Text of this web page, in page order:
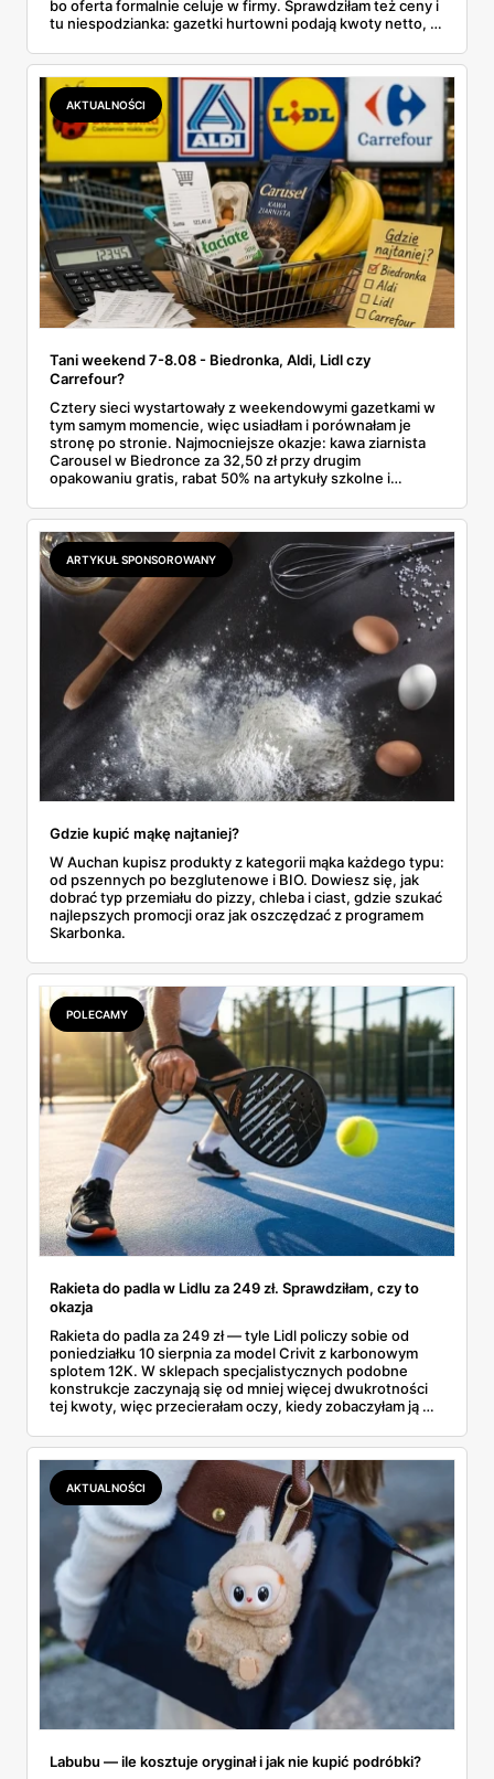
bo oferta formalnie celuje w firmy. Sprawdziłam też ceny i
tu niespodzianka: gazetki hurtowni podają kwoty netto, a
zawsze wygrywa — ta sama kawa ziarnista kosztuje w
Makro ponad dwa razy więcej niż w weekendowej
promocji dyskontu.
AKTUALNOŚCI
Tani weekend 7-8.08 - Biedronka, Aldi, Lidl czy
Carrefour?
Cztery sieci wystartowały z weekendowymi gazetkami w
tym samym momencie, więc usiadłam i porównałam je
stronę po stronie. Najmocniejsze okazje: kawa ziarnista
Carousel w Biedronce za 32,50 zł przy drugim
opakowaniu gratis, rabat 50% na artykuły szkolne i
2,99 zł za kilogram, ale wyłącznie w sobotę z aplikacją. Aldi
odpowiada masłem za 2,99 zł. Werdykt w skrócie:
najwięcej wyciśniesz z Biedronki, po świeże warzywa jedź
do Aldi.
ARTYKUŁ SPONSOROWANY
Gdzie kupić mąkę najtaniej?
W Auchan kupisz produkty z kategorii mąka każdego typu:
od pszennych po bezglutenowe i BIO. Dowiesz się, jak
dobrać typ przemiału do pizzy, chleba i ciast, gdzie szukać
najlepszych promocji oraz jak oszczędzać z programem
Skarbonka.
POLECAMY
Rakieta do padla w Lidlu za 249 zł. Sprawdziłam, czy to
okazja
Rakieta do padla za 249 zł — tyle Lidl policzy sobie od
poniedziałku 10 sierpnia za model Crivit z karbonowym
splotem 12K. W sklepach specjalistycznych podobne
konstrukcje zaczynają się od mniej więcej dwukrotności
tej kwoty, więc przecierałam oczy, kiedy zobaczyłam ją w
najszybciej rosnący sport w Polsce: kortów przybywa
lawinowo, a chętnych jeszcze szybciej. Sprawdziłam, co
dokładnie dostajemy za te pieniądze i komu taka rakieta
faktycznie wystarczy.
AKTUALNOŚCI
Labubu — ile kosztuje oryginał i jak nie kupić podróbki?